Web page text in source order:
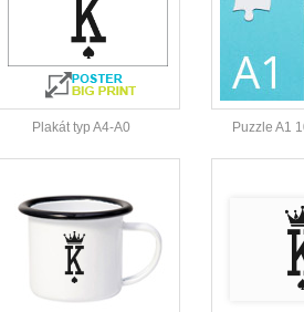
Plakát typ A4-A0 Puzzle A1